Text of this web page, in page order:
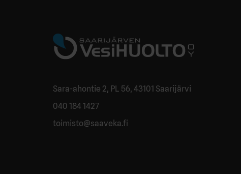
Sara-ahontie 2, PL 56, 43101 Saarijärvi
040 184 1427
toimisto@saaveka.fi